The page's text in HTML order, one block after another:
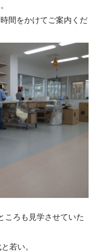
間をかけてご案内くだ
ころも見学させていた
若い。